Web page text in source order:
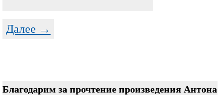
Далее →
Благодарим за прочтение произведения Антона